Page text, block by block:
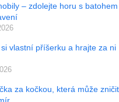
– zdolejte horu s batohem
vlastní příšerku a hrajte za ni
za kočkou, která může zničit